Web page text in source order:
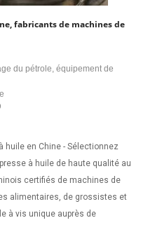
fabricants de machines de
du pétrole, équipement de
huile en Chine - Sélectionnez
à huile de haute qualité au
certifiés de machines de
alimentaires, de grossistes et
à vis unique auprès de